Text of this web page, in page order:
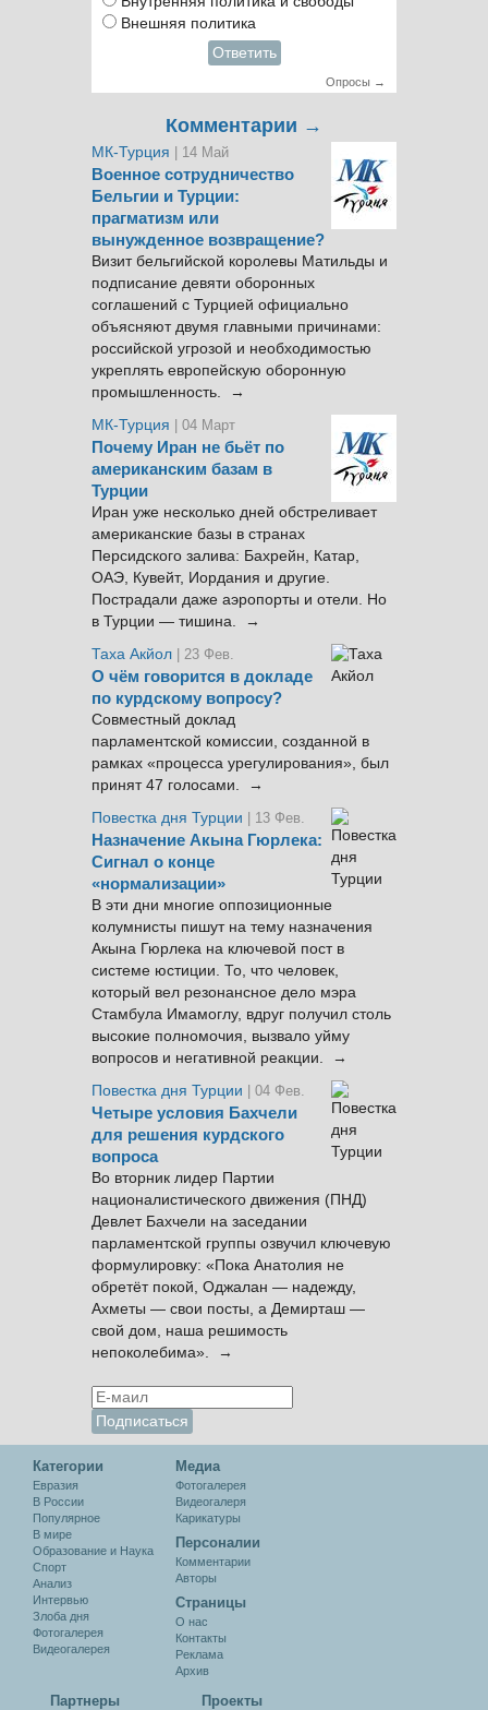
Внешняя политика
Ответить
Опросы →
Комментарии →
МК-Турция | 14 Май
Военное сотрудничество
Бельгии и Турции:
прагматизм или
вынужденное возвращение?
Визит бельгийской королевы Матильды и
подписание девяти оборонных
соглашений с Турцией официально
объясняют двумя главными причинами:
российской угрозой и необходимостью
укреплять европейскую оборонную
промышленность. →
МК-Турция
| 04 Март
Почему Иран не бьёт по
американским базам в
Турции
Иран уже несколько дней обстреливает
американские базы в странах
Персидского залива: Бахрейн, Катар,
ОАЭ, Кувейт, Иордания и другие.
Пострадали даже аэропорты и отели. Но
в Турции — тишина. →
Таха Акйол | 23 Фев.
О чём говорится в докладе
по курдскому вопросу?
Совместный доклад
парламентской комиссии, созданной в
рамках «процесса урегулирования», был
принят 47 голосами. →
Повестка дня Турции
| 13 Фев.
Назначение Акына Гюрлека:
Сигнал о конце
«нормализации»
В эти дни многие оппозиционные
колумнисты пишут на тему назначения
Акына Гюрлека на ключевой пост в
системе юстиции. То, что человек,
который вел резонансное дело мэра
Стамбула Имамоглу, вдруг получил столь
высокие полномочия, вызвало уйму
вопросов и негативной реакции. →
Повестка дня Турции
| 04 Фев.
Четыре условия Бахчели
для решения курдского
вопроса
Во вторник лидер Партии
националистического движения (ПНД)
Девлет Бахчели на заседании
парламентской группы озвучил ключевую
формулировку: «Пока Анатолия не
обретёт покой, Оджалан — надежду,
Ахметы — свои посты, а Демирташ —
свой дом, наша решимость
непоколебима». →
Категории
Евразия
В России
Популярное
В мире
Образование и Наука
Спорт
Анализ
Интервью
Злоба дня
Фотогалерея
Видеогалерея
Медиа
Фотогалерея
Видеогалеря
Карикатуры
Персоналии
Комментарии
Авторы
Cтраницы
О нас
Контакты
Реклама
Архив
Партнеры Проекты